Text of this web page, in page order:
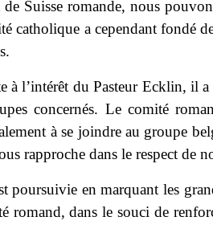
Suisse romande, nous
catholique a cependant
à l’intérêt du Pasteur Ecklin, il
concernés. Le comité
à se joindre au groupe
rapproche dans le respect de
poursuivie en marquant les
romand, dans le souci de